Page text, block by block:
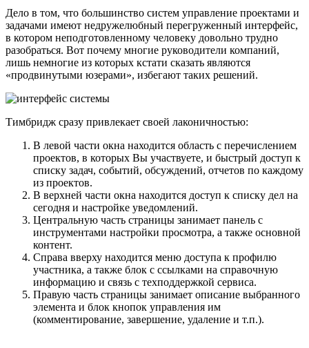
Дело в том, что большинство систем управление проектами и
задачами имеют недружелюбный перегруженный интерфейс,
в котором неподготовленному человеку довольно трудно
разобраться. Вот почему многие руководители компаний,
лишь немногие из которых кстати сказать являются
«продвинутыми юзерами», избегают таких решений.
Тимбридж сразу привлекает своей лаконичностью:
В левой части окна находится область с перечислением
проектов, в которых Вы участвуете, и быстрый доступ к
списку задач, событий, обсуждений, отчетов по каждому
из проектов.
В верхней части окна находится доступ к списку дел на
сегодня и настройке уведомлений.
Центральную часть страницы занимает панель с
инструментами настройки просмотра, а также основной
контент.
Справа вверху находится меню доступа к профилю
участника, а также блок с ссылками на справочную
информацию и связь с техподдержкой сервиса.
Правую часть страницы занимает описание выбранного
элемента и блок кнопок управления им
(комментирование, завершение, удаление и т.п.).